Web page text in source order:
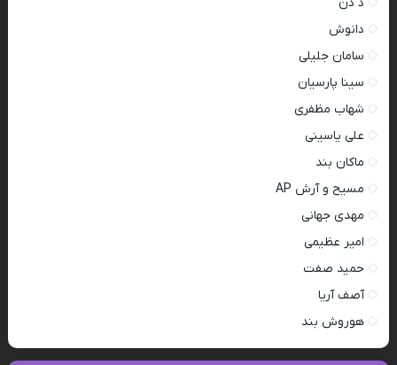
دانوش
سامان جلیلی
سینا پارسیان
شهاب مظفری
علی یاسینی
ماکان بند
مسیح و آرش AP
مهدی جهانی
امیر عظیمی
حمید صفت
آصف آریا
هوروش بند